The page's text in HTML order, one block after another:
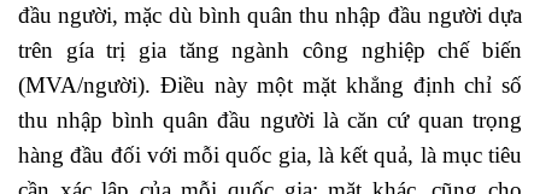
đầu người, mặc dù bình quân thu nhập đầu người dựa
trên gía trị gia tăng ngành công nghiệp chế biến
(MVA/người). Điều này một mặt khẳng định chỉ số
thu nhập bình quân đầu người là căn cứ quan trọng
hàng đầu đối với mỗi quốc gia, là kết quả, là mục tiêu